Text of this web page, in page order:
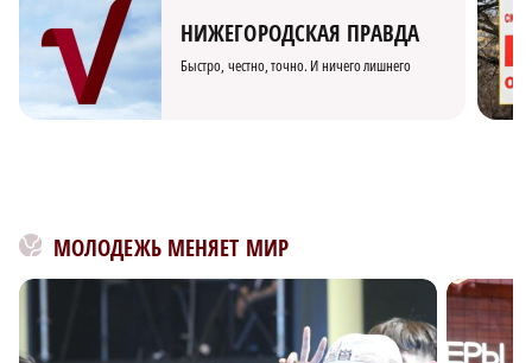
НИЖЕГОРОДСКАЯ ПРАВДА
Быстро, честно, точно. И ничего лишнего
МОЛОДЕЖЬ МЕНЯЕТ МИР